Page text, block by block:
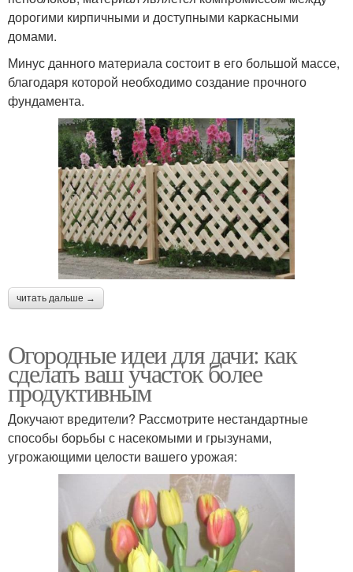
дорогими кирпичными и доступными каркасными
домами.
Минус данного материала состоит в его большой массе,
благодаря которой необходимо создание прочного
фундамента.
читать дальше →
Огородные идеи для дачи: как
сделать ваш участок более
продуктивным
Докучают вредители? Рассмотрите нестандартные
способы борьбы с насекомыми и грызунами,
угрожающими целости вашего урожая: